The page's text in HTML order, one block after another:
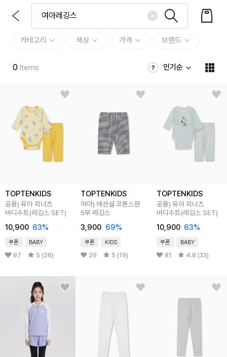
카테고리 색상 가격 브랜드
0 Items 인기순
TOPTENKIDS
공용) 유아 피너츠
바디수트(레깅스 SET)
10,900 63%
쿠폰 BABY
97 5 (26)
TOPTENKIDS
여아) 에센셜 코튼스판
5부 레깅스
3,900 69%
쿠폰 KIDS
29 5 (19)
TOPTENKIDS
공용) 유아 피너츠
바디수트(레깅스 SET)
10,900 63%
쿠폰 BABY
81 4.8 (33)